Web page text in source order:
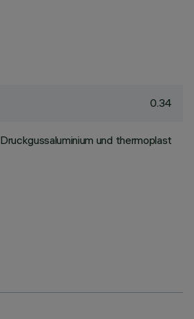
0.34
Druckgussaluminium und thermoplast